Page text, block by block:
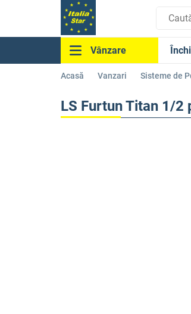
Vânzare
Acasă Vanzari Sisteme de
LS Furtun Titan 1/2